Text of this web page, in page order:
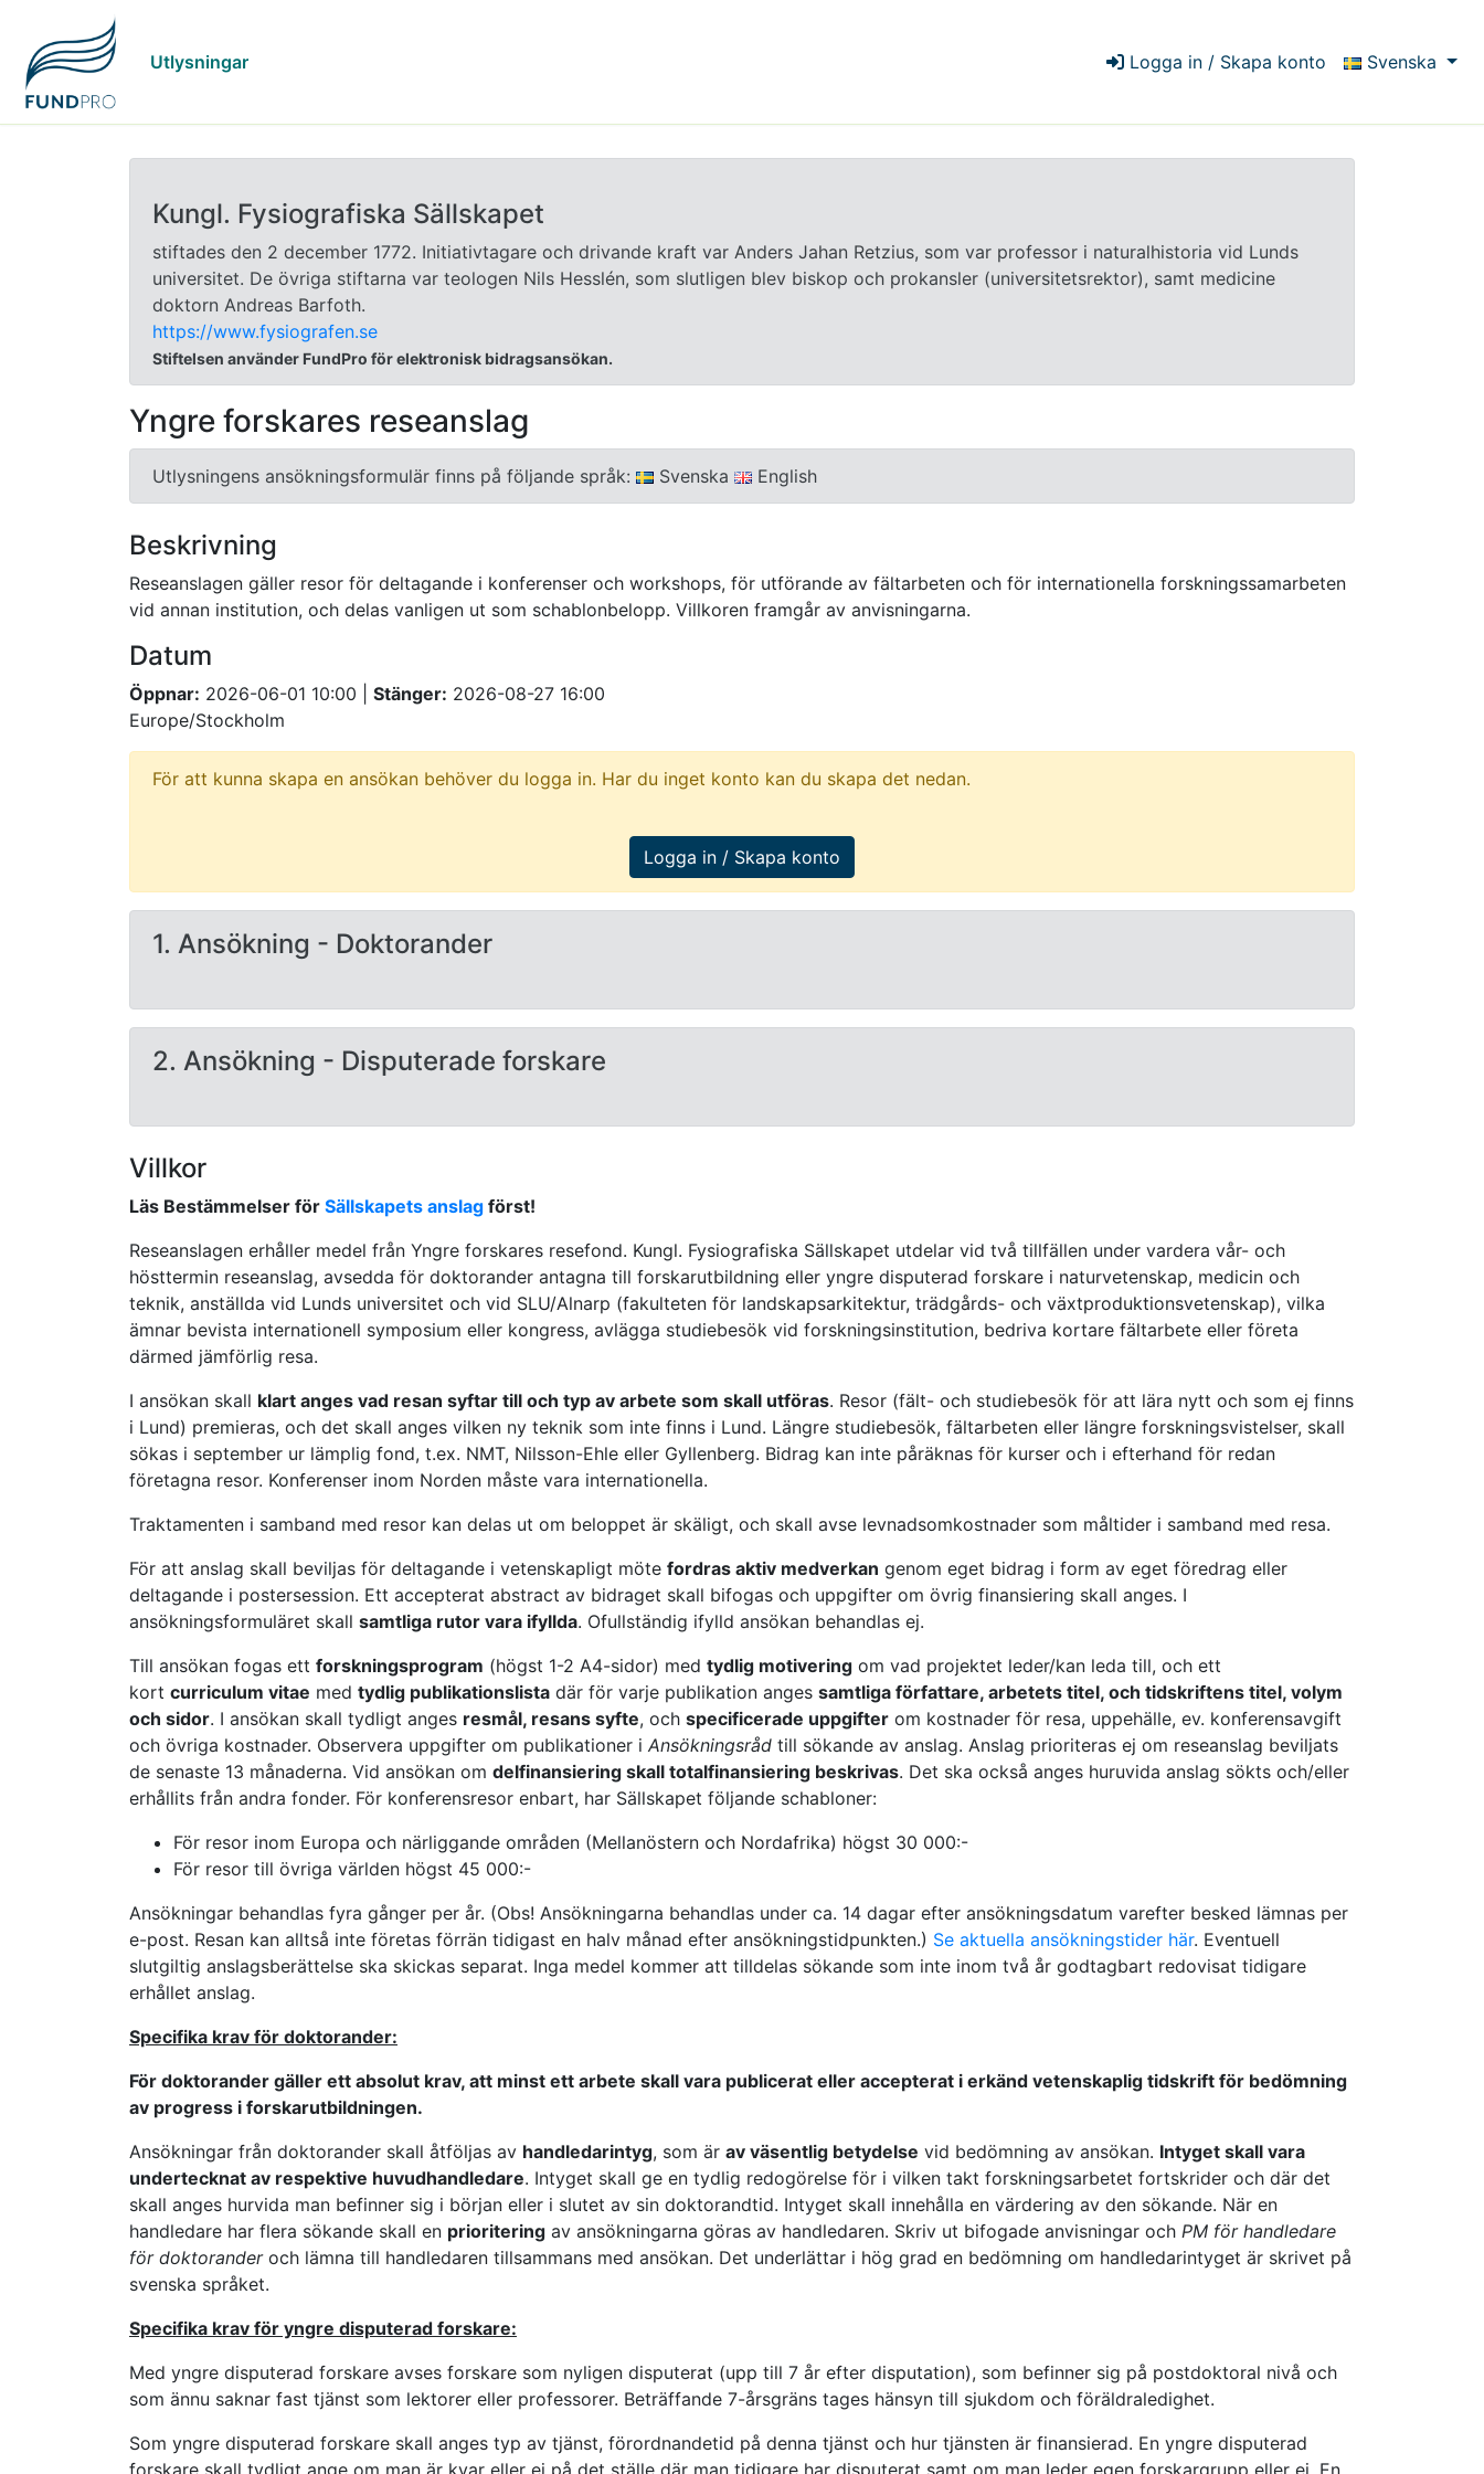
Utlysningar Logga in / Skapa konto Svenska
Kungl. Fysiografiska Sällskapet
stiftades den 2 december 1772. Initiativtagare och drivande kraft var Anders Jahan Retzius, som var professor i naturalhistoria vid Lunds
universitet. De övriga stiftarna var teologen Nils Hesslén, som slutligen blev biskop och prokansler (universitetsrektor), samt medicine
doktorn Andreas Barfoth.
https://www.fysiografen.se
Stiftelsen använder FundPro för elektronisk bidragsansökan.
Yngre forskares reseanslag
Utlysningens ansökningsformulär finns på följande språk: Svenska English
Beskrivning
Reseanslagen gäller resor för deltagande i konferenser och workshops, för utförande av fältarbeten och för internationella forskningssamarbeten
vid annan institution, och delas vanligen ut som schablonbelopp. Villkoren framgår av anvisningarna.
Datum
Öppnar: 2026-06-01 10:00 Stänger: 2026-08-27 16:00
Europe/Stockholm
För att kunna skapa en ansökan behöver du logga in. Har du inget konto kan du skapa det nedan.
Logga in / Skapa konto
1. Ansökning - Doktorander
2. Ansökning - Disputerade forskare
Villkor
Läs Bestämmelser för Sällskapets anslag först!
Reseanslagen erhåller medel från Yngre forskares resefond. Kungl. Fysiografiska Sällskapet utdelar vid två tillfällen under vardera vår- och
hösttermin reseanslag, avsedda för doktorander antagna till forskarutbildning eller yngre disputerad forskare i naturvetenskap, medicin och
teknik, anställda vid Lunds universitet och vid SLU/Alnarp (fakulteten för landskapsarkitektur, trädgårds- och växtproduktionsvetenskap), vilka
ämnar bevista internationell symposium eller kongress, avlägga studiebesök vid forskningsinstitution, bedriva kortare fältarbete eller företa
därmed jämförlig resa.
I ansökan skall klart anges vad resan syftar till och typ av arbete som skall utföras. Resor (fält- och studiebesök för att lära nytt och som ej finns
i Lund) premieras, och det skall anges vilken ny teknik som inte finns i Lund. Längre studiebesök, fältarbeten eller längre forskningsvistelser, skall
sökas i september ur lämplig fond, t.ex. NMT, Nilsson-Ehle eller Gyllenberg. Bidrag kan inte påräknas för kurser och i efterhand för redan
företagna resor. Konferenser inom Norden måste vara internationella.
Traktamenten i samband med resor kan delas ut om beloppet är skäligt, och skall avse levnadsomkostnader som måltider i samband med resa.
För att anslag skall beviljas för deltagande i vetenskapligt möte fordras aktiv medverkan genom eget bidrag i form av eget föredrag eller
deltagande i postersession. Ett accepterat abstract av bidraget skall bifogas och uppgifter om övrig finansiering skall anges. I
ansökningsformuläret skall samtliga rutor vara ifyllda. Ofullständig ifylld ansökan behandlas ej.
Till ansökan fogas ett forskningsprogram (högst 1-2 A4-sidor) med tydlig motivering om vad projektet leder/kan leda till, och ett
kort curriculum vitae med tydlig publikationslista där för varje publikation anges samtliga författare, arbetets titel, och tidskriftens titel, volym
och sidor. I ansökan skall tydligt anges resmål, resans syfte, och specificerade uppgifter om kostnader för resa, uppehälle, ev. konferensavgift
och övriga kostnader. Observera uppgifter om publikationer i Ansökningsråd till sökande av anslag. Anslag prioriteras ej om reseanslag beviljats
de senaste 13 månaderna. Vid ansökan om delfinansiering skall totalfinansiering beskrivas. Det ska också anges huruvida anslag sökts och/eller
erhållits från andra fonder. För konferensresor enbart, har Sällskapet följande schabloner:
För resor inom Europa och närliggande områden (Mellanöstern och Nordafrika) högst 30 000:-
För resor till övriga världen högst 45 000:-
Ansökningar behandlas fyra gånger per år. (Obs! Ansökningarna behandlas under ca. 14 dagar efter ansökningsdatum varefter besked lämnas per
e-post. Resan kan alltså inte företas förrän tidigast en halv månad efter ansökningstidpunkten.) Se aktuella ansökningstider här. Eventuell
slutgiltig anslagsberättelse ska skickas separat. Inga medel kommer att tilldelas sökande som inte inom två år godtagbart redovisat tidigare
erhållet anslag.
Specifika krav för doktorander:
För doktorander gäller ett absolut krav, att minst ett arbete skall vara publicerat eller accepterat i erkänd vetenskaplig tidskrift för bedömning
av progress i forskarutbildningen.
Ansökningar från doktorander skall åtföljas av handledarintyg, som är av väsentlig betydelse vid bedömning av ansökan. Intyget skall vara
undertecknat av respektive huvudhandledare. Intyget skall ge en tydlig redogörelse för i vilken takt forskningsarbetet fortskrider och där det
skall anges hurvida man befinner sig i början eller i slutet av sin doktorandtid. Intyget skall innehålla en värdering av den sökande. När en
handledare har flera sökande skall en prioritering av ansökningarna göras av handledaren. Skriv ut bifogade anvisningar och PM för handledare
för doktorander och lämna till handledaren tillsammans med ansökan. Det underlättar i hög grad en bedömning om handledarintyget är skrivet på
svenska språket.
Specifika krav för yngre disputerad forskare:
Med yngre disputerad forskare avses forskare som nyligen disputerat (upp till 7 år efter disputation), som befinner sig på postdoktoral nivå och
som ännu saknar fast tjänst som lektorer eller professorer. Beträffande 7-årsgräns tages hänsyn till sjukdom och föräldraledighet.
Som yngre disputerad forskare skall anges typ av tjänst, förordnandetid på denna tjänst och hur tjänsten är finansierad. En yngre disputerad
forskare skall tydligt ange om man är kvar eller ej på det ställe där man tidigare har disputerat samt om man leder egen forskargrupp eller ej. En